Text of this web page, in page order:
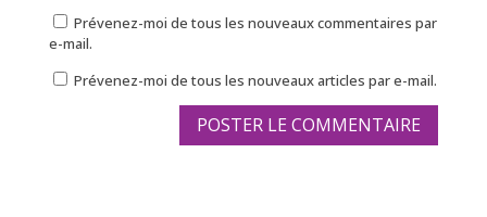
Prévenez-moi de tous les nouveaux commentaires par
e-mail.
Prévenez-moi de tous les nouveaux articles par e-mail.